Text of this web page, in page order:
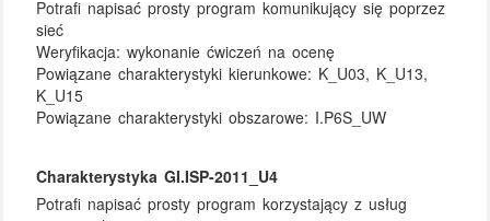
Potrafi napisać prosty program komunikujący się poprzez
sieć
Weryfikacja:wykonanie ćwiczeń na ocenę
Powiązane charakterystyki kierunkowe: K_U03, K_U13,
K_U15
Powiązane charakterystyki obszarowe: I.P6S_UW
Charakterystyka GI.ISP-2011_U4
Potrafi napisać prosty program korzystający z usług